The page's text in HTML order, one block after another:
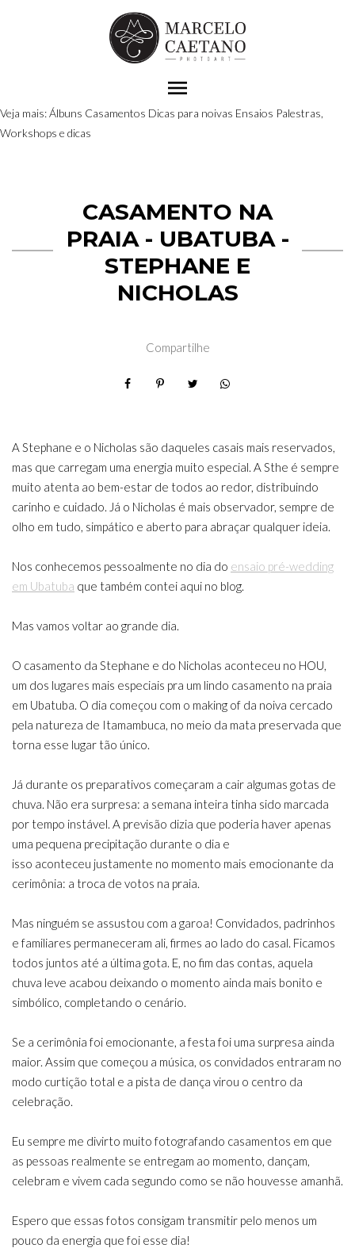
menu
Veja mais:Álbuns Casamentos Dicas para noivas Ensaios Palestras,
Workshops e dicas
CASAMENTO NA
PRAIA - UBATUBA -
STEPHANE E
NICHOLAS
Compartilhe
A Stephane e o Nicholas são daqueles casais mais reservados,
mas que carregam uma energia muito especial. A Sthe é sempre
muito atenta ao bem-estar de todos ao redor, distribuindo
carinho e cuidado. Já o Nicholas é mais observador, sempre de
olho em tudo, simpático e aberto para abraçar qualquer ideia.
Nos conhecemos pessoalmente no dia do ensaio pré-wedding
em Ubatuba que também contei aqui no blog.
Mas vamos voltar ao grande dia.
O casamento da Stephane e do Nicholas aconteceu no HOU,
um dos lugares mais especiais pra um lindo casamento na praia
em Ubatuba. O dia começou com o making of da noiva cercado
pela natureza de Itamambuca, no meio da mata preservada que
torna esse lugar tão único.
Já durante os preparativos começaram a cair algumas gotas de
chuva. Não era surpresa: a semana inteira tinha sido marcada
por tempo instável. A previsão dizia que poderia haver apenas
uma pequena precipitação durante o dia e
isso aconteceu justamente no momento mais emocionante da
cerimônia: a troca de votos na praia.
Mas ninguém se assustou com a garoa! Convidados, padrinhos
e familiares permaneceram ali, firmes ao lado do casal. Ficamos
todos juntos até a última gota. E, no fim das contas, aquela
chuva leve acabou deixando o momento ainda mais bonito e
simbólico, completando o cenário.
Se a cerimônia foi emocionante, a festa foi uma surpresa ainda
maior. Assim que começou a música, os convidados entraram no
modo curtição total e a pista de dança virou o centro da
celebração.
Eu sempre me divirto muito fotografando casamentos em que
as pessoas realmente se entregam ao momento, dançam,
celebram e vivem cada segundo como se não houvesse amanhã.
Espero que essas fotos consigam transmitir pelo menos um
pouco da energia que foi esse dia!